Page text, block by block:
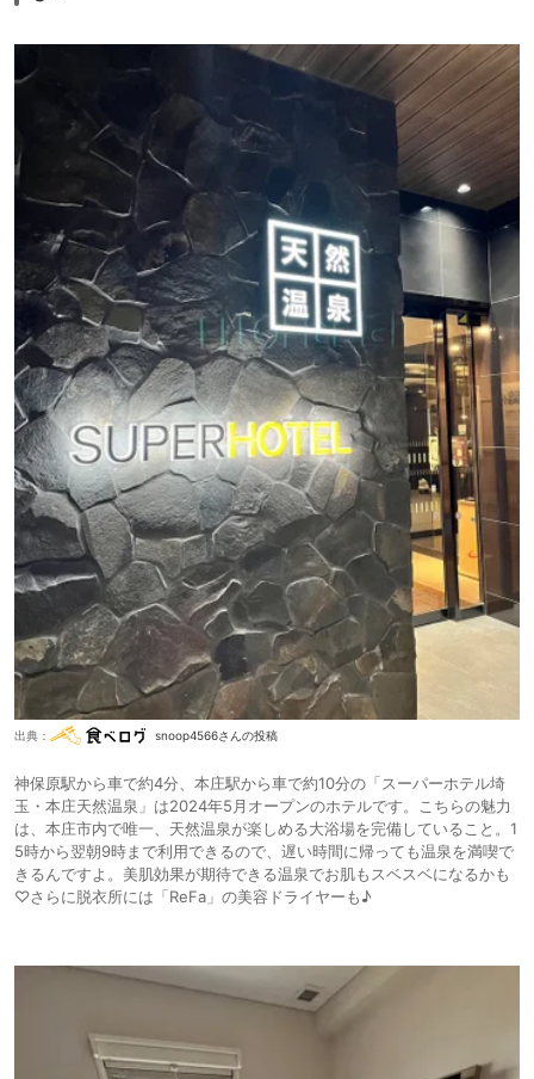
出典： snoop4566さんの投稿
神保原駅から車で約4分、本庄駅から車で約10分の「スーパーホテル埼
玉・本庄天然温泉」は2024年5月オープンのホテルです。こちらの魅力
は、本庄市内で唯一、天然温泉が楽しめる大浴場を完備していること。1
5時から翌朝9時まで利用できるので、遅い時間に帰っても温泉を満喫で
きるんですよ。美肌効果が期待できる温泉でお肌もスベスベになるかも
♡さらに脱衣所には「ReFa」の美容ドライヤーも♪